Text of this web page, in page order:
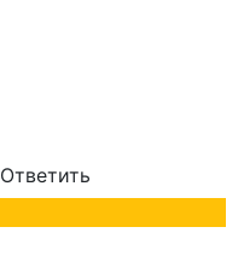
Ответить